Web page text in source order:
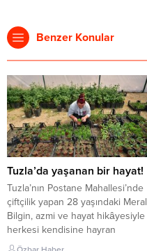
Benzer Konular
Tuzla’da yaşanan bir hayat!
Tuzla’nın Postane Mahallesi’nde
çiftçilik yapan 28 yaşındaki Meral
Bilgin, azmi ve hayat hikâyesiyle
herkesi kendisine hayran
bırakıyor. 2 sene önce kadın